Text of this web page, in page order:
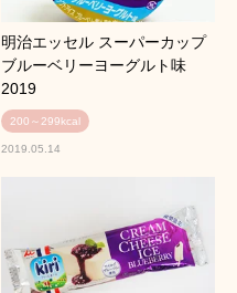
明治エッセル スーパーカップ
ブルーベリーヨーグルト味
2019
200～299kcal
2019.05.14